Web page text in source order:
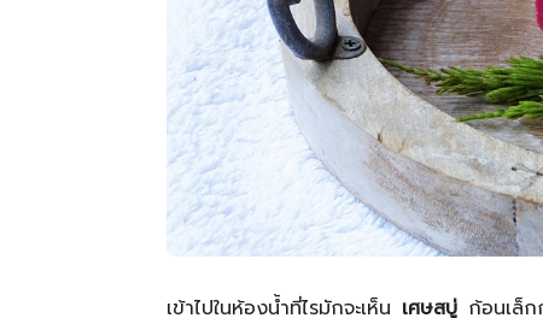
เข้าไปในห้องน้ำที่ไรมักจะเห็น เศษสบู่ก้อนเล็ก